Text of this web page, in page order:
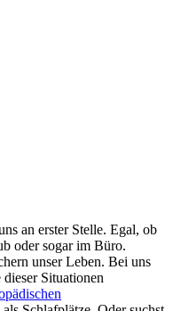
an erster Stelle. Egal, ob
oder sogar im Büro.
unser Leben. Bei uns
Situationen